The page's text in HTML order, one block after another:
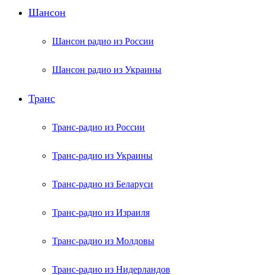
Шансон
Шансон радио из России
Шансон радио из Украины
Транс
Транс-радио из России
Транс-радио из Украины
Транс-радио из Беларуси
Транс-радио из Израиля
Транс-радио из Молдовы
Транс-радио из Нидерландов